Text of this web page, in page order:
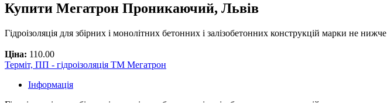
Купити Мегатрон Проникаючий, Львів
Гідроізоляція для збірних і монолітних бетонних і залізобетонних конструкцій марки не
Ціна: 110.00
Терміт, ПП - гідроізоляція ТМ Мегатрон
Інформація